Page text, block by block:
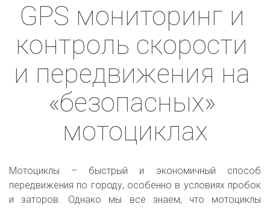
GPS мониторинг и
контроль скорости
и передвижения на
«безопасных»
мотоциклах
Мотоциклы – быстрый и экономичный способ
передвижения по городу, особенно в условиях пробок
и заторов. Однако мы все знаем, что мотоциклы